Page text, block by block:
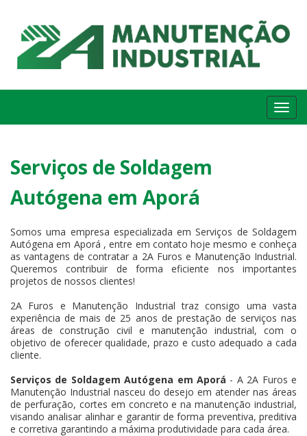
Serviços de Soldagem
Autógena em Aporá
Somos uma empresa especializada em Serviços de Soldagem
Autógena em Aporá , entre em contato hoje mesmo e conheça
as vantagens de contratar a 2A Furos e Manutenção Industrial.
Queremos contribuir de forma eficiente nos importantes
projetos de nossos clientes!
2A Furos e Manutenção Industrial traz consigo uma vasta
experiência de mais de 25 anos de prestação de serviços nas
áreas de construção civil e manutenção industrial, com o
objetivo de oferecer qualidade, prazo e custo adequado a cada
cliente.
Serviços de Soldagem Autógena em Aporá - A 2A Furos e
Manutenção Industrial nasceu do desejo em atender nas áreas
de perfuração, cortes em concreto e na manutenção industrial,
visando analisar alinhar e garantir de forma preventiva, preditiva
e corretiva garantindo a máxima produtividade para cada área.